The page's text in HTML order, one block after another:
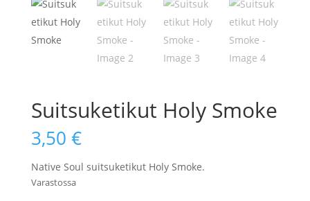
Suitsuketikut Holy Smoke
3,50 €
Native Soul suitsuketikut Holy Smoke.
Varastossa